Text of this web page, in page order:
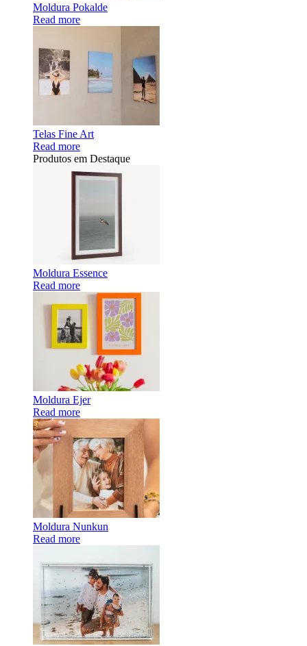
Moldura Pokalde
Read more
Telas Fine Art
Read more
Produtos em Destaque
Moldura Essence
Read more
Moldura Ejer
Read more
Moldura Nunkun
Read more